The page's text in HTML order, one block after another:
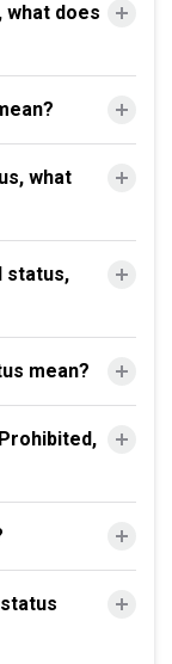
what does
what
status,
mean?